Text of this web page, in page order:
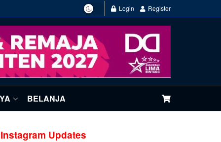
Login Register
BELANJA
Instagram Updates